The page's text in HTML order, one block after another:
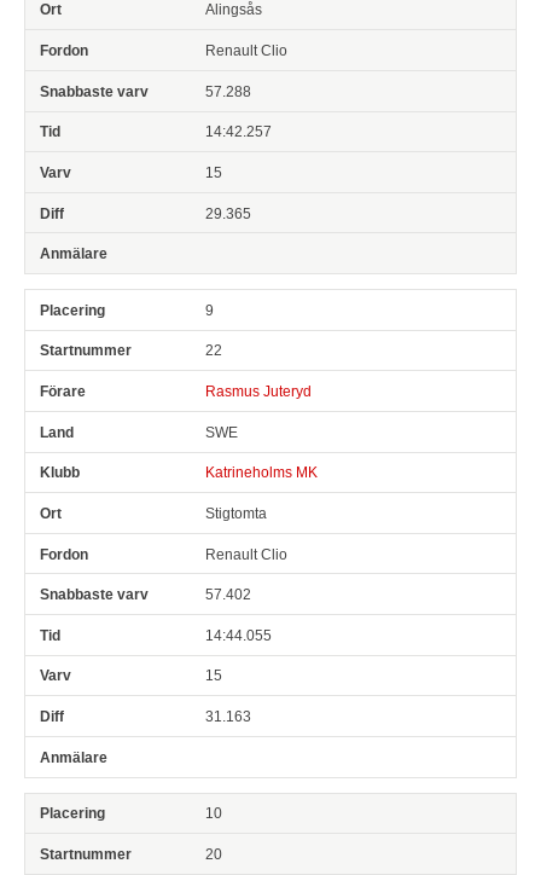
Alingsås
Renault Clio
57.288
14:42.257
15
29.365
9
22
Rasmus Juteryd
SWE
Katrineholms MK
Stigtomta
Renault Clio
57.402
14:44.055
15
31.163
10
20